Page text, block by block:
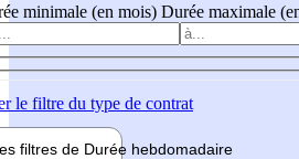
minimale (en mois) Durée maximale
le filtre du type de contrat
filtres de Durée hebdomadaire